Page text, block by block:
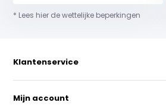
* Lees hier de wettelijke beperkingen
Klantenservice
Mijn account